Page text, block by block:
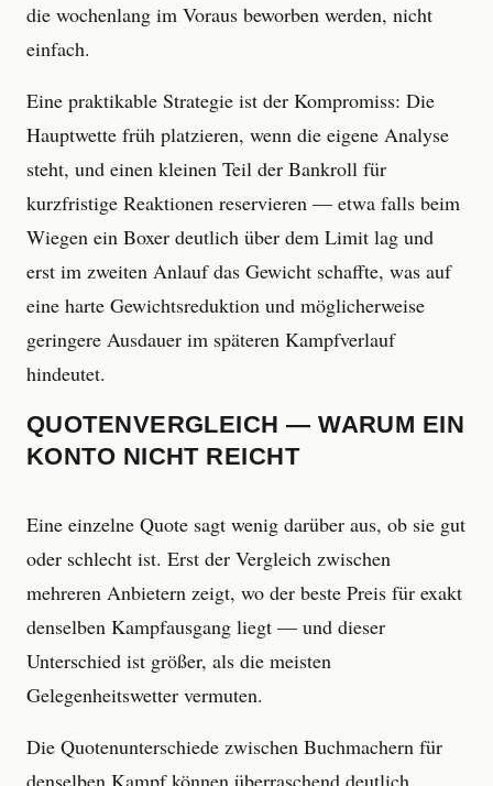
die wochenlang im Voraus beworben werden, nicht
einfach.
Eine praktikable Strategie ist der Kompromiss: Die
Hauptwette früh platzieren, wenn die eigene Analyse
steht, und einen kleinen Teil der Bankroll für
kurzfristige Reaktionen reservieren — etwa falls beim
Wiegen ein Boxer deutlich über dem Limit lag und
erst im zweiten Anlauf das Gewicht schaffte, was auf
eine harte Gewichtsreduktion und möglicherweise
geringere Ausdauer im späteren Kampfverlauf
hindeutet.
QUOTENVERGLEICH — WARUM EIN
KONTO NICHT REICHT
Eine einzelne Quote sagt wenig darüber aus, ob sie gut
oder schlecht ist. Erst der Vergleich zwischen
mehreren Anbietern zeigt, wo der beste Preis für exakt
denselben Kampfausgang liegt — und dieser
Unterschied ist größer, als die meisten
Gelegenheitswetter vermuten.
Die Quotenunterschiede zwischen Buchmachern für
denselben Kampf können überraschend deutlich